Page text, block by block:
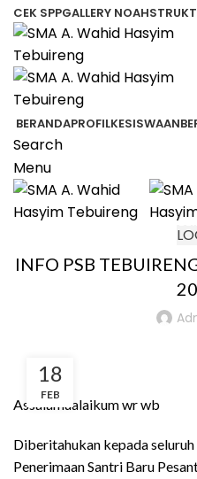
CEK SPPGALLERY NOAH
BERANDAPROFILKESISWAAN
Search
Menu
INFO PSB
18
FEB
Assalamualaikum wr wb
Diberitahukan kepada seluruh
Penerimaan Santri Baru